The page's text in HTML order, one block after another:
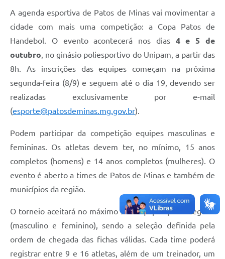
A agenda esportiva de Patos de Minas vai movimentar a
cidade com mais uma competição: a Copa Patos de
Handebol. O evento acontecerá nos dias 4 e 5 de
outubro, no ginásio poliesportivo do Unipam, a partir das
8h. As inscrições das equipes começam na próxima
segunda-feira (8/9) e seguem até o dia 19, devendo ser
realizadas exclusivamente por e-mail
(esporte@patosdeminas.mg.gov.br).
Podem participar da competição equipes masculinas e
femininas. Os atletas devem ter, no mínimo, 15 anos
completos (homens) e 14 anos completos (mulheres). O
evento é aberto a times de Patos de Minas e também de
municípios da região.
O torneio aceitará no máximo seis equipes por categoria
(masculino e feminino), sendo a seleção definida pela
ordem de chegada das fichas válidas. Cada time poderá
registrar entre 9 e 16 atletas, além de um treinador, um